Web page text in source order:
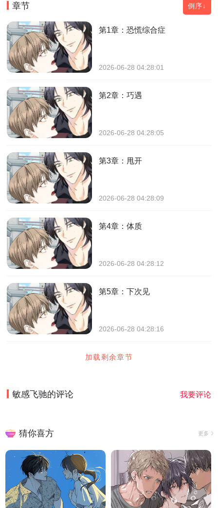
章节 倒序↓
第1章：恐慌综合症
2026-06-28 04:28:01
第2章：巧遇
2026-06-28 04:28:05
第3章：甩开
2026-06-28 04:28:09
第4章：体质
2026-06-28 04:28:12
第5章：下次见
2026-06-28 04:28:16
加载剩余章节
敏感飞驰的评论 我要评论
猜你喜方 更多